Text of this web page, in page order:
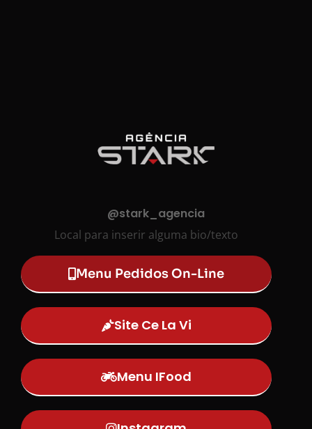
@stark_agencia
Local para inserir alguma bio/texto
Menu Pedidos On-Line
Site Ce La Vi
Menu IFood